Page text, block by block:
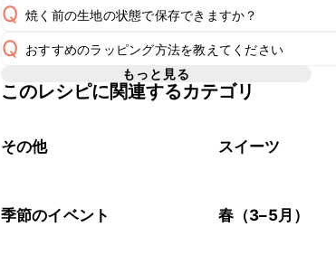
A
Q 焼く前の生地の状態で保存できますか？
A
焼く前の生地の保存期間は冷蔵で当日中、冷凍で1週
Q おすすめのラッピング方法を教えてください
A こちら
もっと見る
このレシピに関連するカテゴリ
その他 スイーツ
季節のイベント 春（3–5月）